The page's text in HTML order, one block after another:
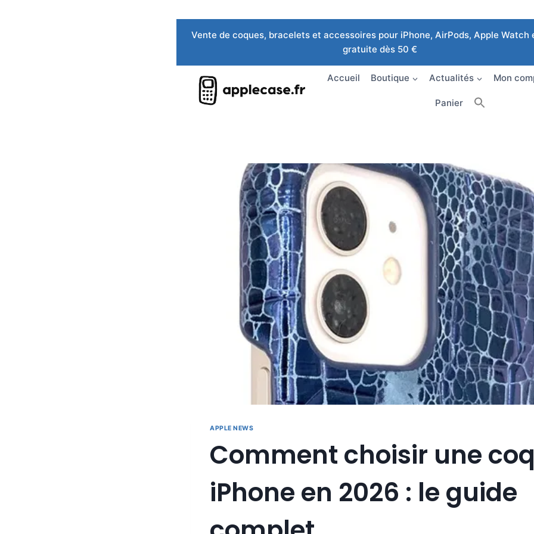
Vente de coques, bracelets et accessoires pour iPhone, AirPods, Apple Watch
gratuite dès 50 €
Accueil Boutique Actualités Mon
Panier
APPLE NEWS
Comment choisir une
iPhone en 2026 : le guide